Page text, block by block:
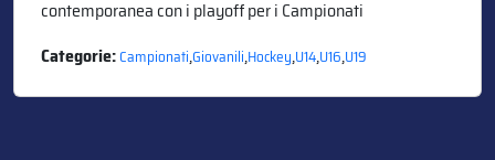
contemporanea con i playoff per i Campionati
Categorie:Campionati,Giovanili,Hockey,U14,U16,U19